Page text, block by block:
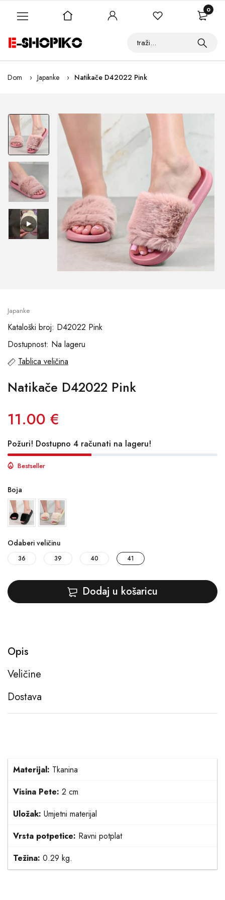
Dom Japanke Natikače D42022 Pink
Japanke
Kataloški broj: D42022 Pink
Dostupnost: Na lageru
Tablica veličina
Natikače D42022 Pink
11.00 €
Požuri! Dostupno 4 računati na lageru!
Bestseller
Boja
Odaberi veličinu
36 39 40 41
Dodaj u košaricu
Opis
Veličine
Dostava
Materijal: Tkanina
Visina Pete: 2 cm
Uložak: Umjetni materijal
Vrsta potpetice: Ravni potplat
Težina: 0.29 kg.
0